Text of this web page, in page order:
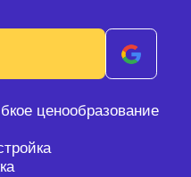
ценообразование